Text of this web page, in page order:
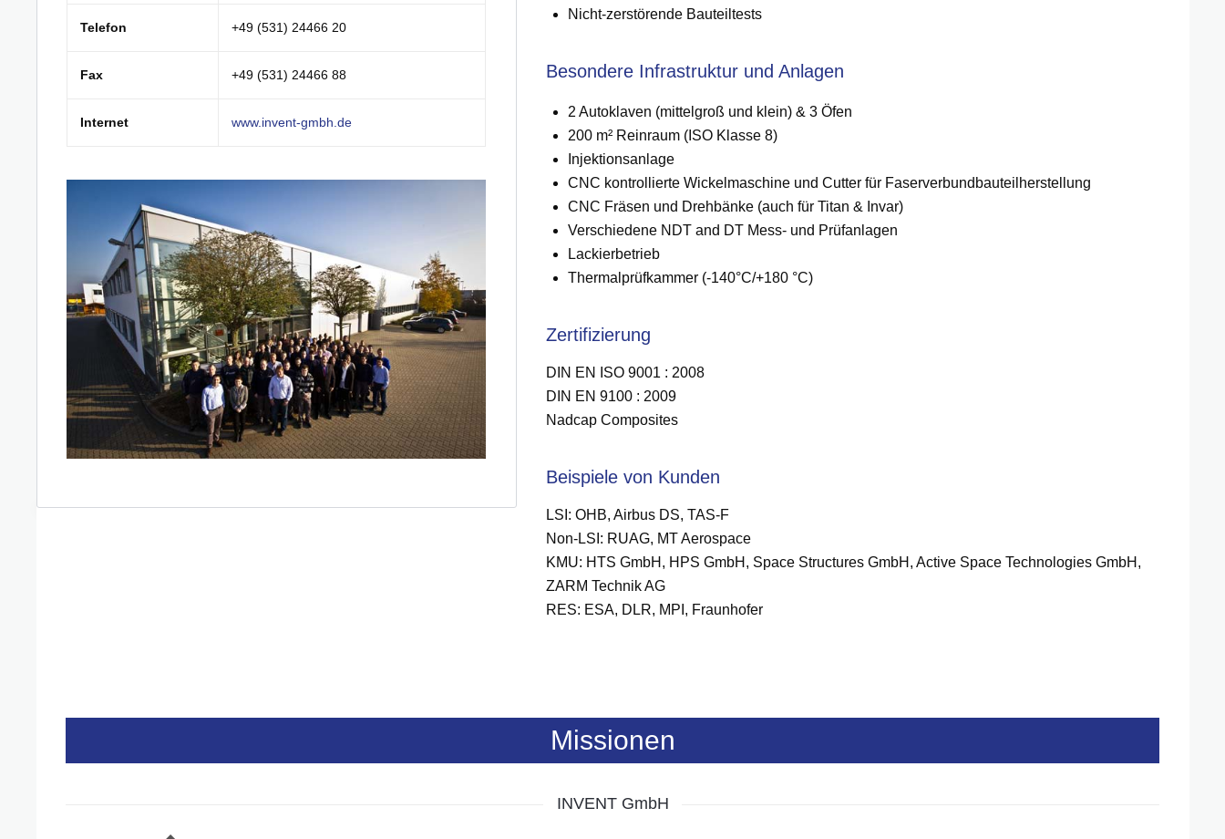
Telefon +49 (531) 24466 20
Fax +49 (531) 24466 88
Internet www.invent-gmbh.de
Nicht-zerstörende Bauteiltests
Besondere Infrastruktur und Anlagen
2 Autoklaven (mittelgroß und klein) & 3 Öfen
200 m² Reinraum (ISO Klasse 8)
Injektionsanlage
CNC kontrollierte Wickelmaschine und Cutter für Faserverbundbauteilherstellung
CNC Fräsen und Drehbänke (auch für Titan & Invar)
Verschiedene NDT and DT Mess- und Prüfanlagen
Lackierbetrieb
Thermalprüfkammer (-140°C/+180 °C)
Zertifizierung
DIN EN ISO 9001 : 2008
DIN EN 9100 : 2009
Nadcap Composites
Beispiele von Kunden
LSI: OHB, Airbus DS, TAS-F
Non-LSI: RUAG, MT Aerospace
KMU: HTS GmbH, HPS GmbH, Space Structures GmbH, Active Space Technologies GmbH,
ZARM Technik AG
RES: ESA, DLR, MPI, Fraunhofer
Missionen
INVENT GmbH